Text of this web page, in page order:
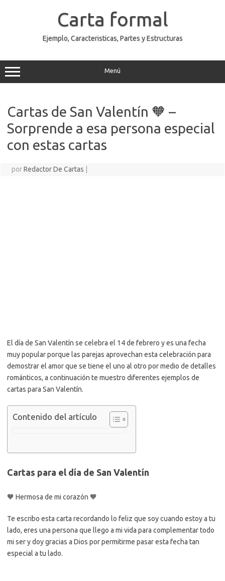
Carta formal
Ejemplo, Caracteristicas, Partes y Estructuras
Menú
Cartas de San Valentín 🧡 –
Sorprende a esa persona especial
con estas cartas
porRedactor De Cartas
El día de San Valentín se celebra el 14 de febrero y es una fecha
muy popular porque las parejas aprovechan esta celebración para
demostrar el amor que se tiene el uno al otro por medio de detalles
románticos, a continuación te muestro diferentes ejemplos de
cartas para San Valentín.
Contenido del artículo
Cartas para el día de San Valentín
🧡 Hermosa de mi corazón 🧡
Te escribo esta carta recordando lo feliz que soy cuando estoy a tu
lado, eres una persona que llego a mi vida para complementar todo
mi ser y doy gracias a Dios por permitirme pasar esta fecha tan
especial a tu lado.